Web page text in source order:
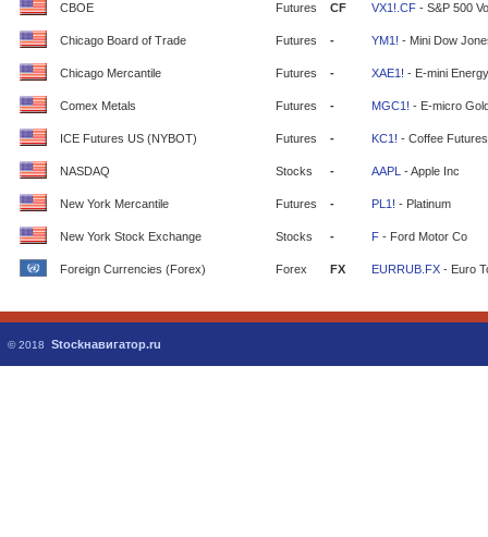
CBOE Futures CF VX1!.CF - S&P 500
Chicago Board of Trade Futures - YM1! - Mini Dow
Chicago Mercantile Futures - XAE1! - E-mini
Comex Metals Futures - MGC1! - E-micro
ICE Futures US (NYBOT) Futures - KC1! - Coffee Futures
NASDAQ Stocks - AAPL - Apple Inc
New York Mercantile Futures - PL1! - Platinum
New York Stock Exchange Stocks - F - Ford Motor Co
Foreign Currencies (Forex) Forex FX EURRUB.FX - Euro
© 2018 Stockнавигатор.ru